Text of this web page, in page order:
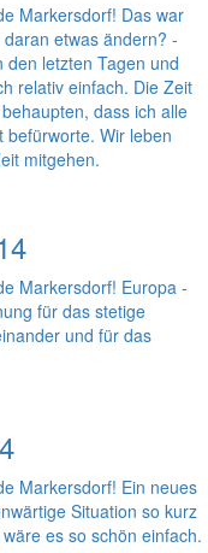
Markersdorf! Das war
etwas ändern? -
letzten Tagen und
relativ einfach. Die Zeit
dass ich alle
befürworte. Wir leben
mitgehen.
Markersdorf! Europa -
für das stetige
und für das
Markersdorf! Ein neues
Situation so kurz
es so schön einfach.